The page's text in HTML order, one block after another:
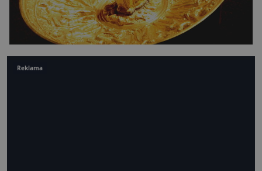
Reklama